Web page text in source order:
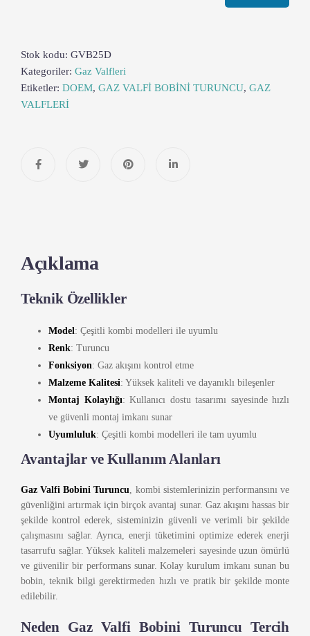
Stok kodu: GVB25D
Kategoriler: Gaz Valfleri
Etiketler: DOEM, GAZ VALFİ BOBİNİ TURUNCU, GAZ
VALFLERİ
Açıklama
Teknik Özellikler
Model: Çeşitli kombi modelleri ile uyumlu
Renk: Turuncu
Fonksiyon: Gaz akışını kontrol etme
Malzeme Kalitesi: Yüksek kaliteli ve dayanıklı bileşenler
Montaj Kolaylığı: Kullanıcı dostu tasarımı sayesinde hızlı
ve güvenli montaj imkanı sunar
Uyumluluk: Çeşitli kombi modelleri ile tam uyumlu
Avantajlar ve Kullanım Alanları
Gaz Valfi Bobini Turuncu, kombi sistemlerinizin performansını ve
güvenliğini artırmak için birçok avantaj sunar. Gaz akışını hassas bir
şekilde kontrol ederek, sisteminizin güvenli ve verimli bir şekilde
çalışmasını sağlar. Ayrıca, enerji tüketimini optimize ederek enerji
tasarrufu sağlar. Yüksek kaliteli malzemeleri sayesinde uzun ömürlü
ve güvenilir bir performans sunar. Kolay kurulum imkanı sunan bu
bobin, teknik bilgi gerektirmeden hızlı ve pratik bir şekilde monte
edilebilir.
Neden Gaz Valfi Bobini Turuncu Tercih